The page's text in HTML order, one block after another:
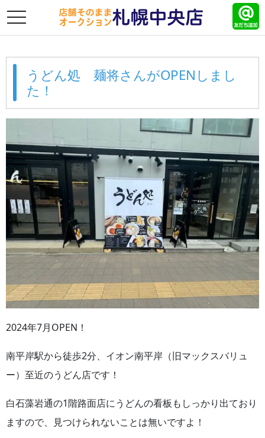
toggle
うどん処 麺将さんがOPENしまし
た！
2024年7月OPEN！
南平岸駅から徒歩2分、イオン南平岸（旧マックスバリュ
ー）至近のうどん店です！
白石藻岩通の1階路面店にうどんの看板もしっかり出ており
ますので、見つけられないことは無いですよ！